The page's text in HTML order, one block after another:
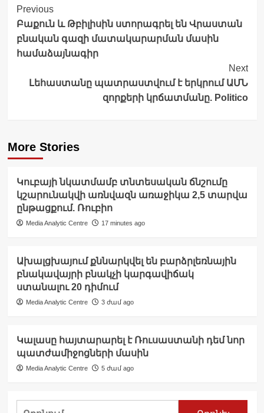
Post
Navigation
Previous
Բաքուն և Թբիլիսին ստորագրել են Վրաստան
բնական գազի մատակարարման մասին
համաձայնագիր
Next
Լեհաստանը պատրաստվում է երկրում ԱՄՆ
զորքերի կրճատմանը. Politico
More Stories
Կուբայի նկատմամբ տնտեսական ճնշումը
կշարունակվի առնվազն առաջիկա 2,5 տարվա
ընթացքում. Ռուբիո
Media Analytic Centre 17 minutes ago
Ախալցխայում քննարկվել են բարձրլեռնային
բնակավայրի բնակչի կարգավիճակ
ստանալու 20 դիմում
Media Analytic Centre 3 ժամ ago
Կալասը հայտարարել է Ռուսաստանի դեմ նոր
պատժամիջոցների մասին
Media Analytic Centre 5 ժամ ago
Որոնել՝